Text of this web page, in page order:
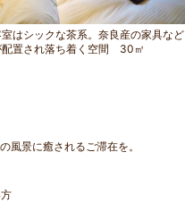
はシックな茶系。奈良産の家具など
配置され落ち着く空間 30㎡
風景に癒されるご滞在を。